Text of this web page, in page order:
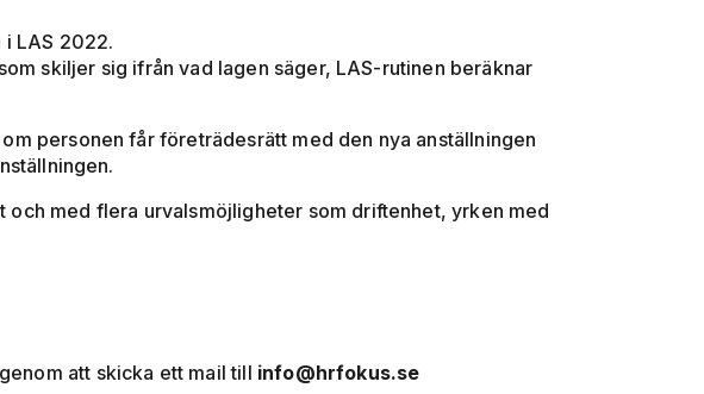
i LAS 2022.
skiljer sig ifrån vad lagen säger, LAS-rutinen beräknar
personen får företrädesrätt med den nya anställningen
med flera urvalsmöjligheter som driftenhet, yrken med
att skicka ett mail till info@hrfokus.se